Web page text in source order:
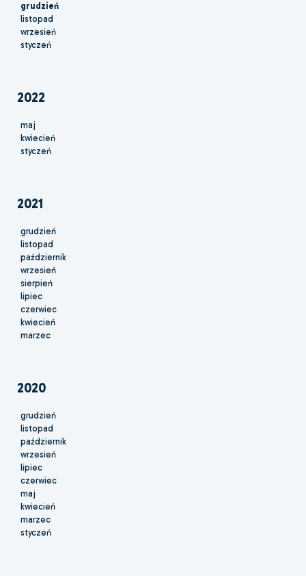
grudzień
listopad
wrzesień
styczeń
2022
maj
kwiecień
styczeń
2021
grudzień
listopad
październik
wrzesień
sierpień
lipiec
czerwiec
kwiecień
marzec
2020
grudzień
listopad
październik
wrzesień
lipiec
czerwiec
maj
kwiecień
marzec
styczeń